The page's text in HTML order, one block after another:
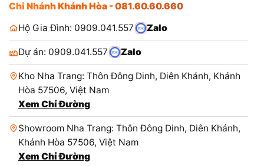
Chi Nhánh Khánh Hòa - 081.60.60.660
Hộ Gia Đình: 0909.041.557
Zalo
Dự án: 0909.041.557 Zalo
Kho Nha Trang: Thôn Đông Dinh, Diên Khánh, Khánh
Hòa 57506, Việt Nam
Xem Chỉ Đường
Showroom Nha Trang: Thôn Đông Dinh, Diên Khánh,
Khánh Hòa 57506, Việt Nam
Xem Chỉ Đường